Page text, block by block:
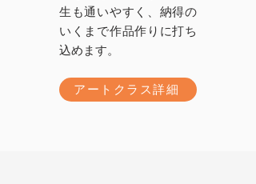
生も通いやすく、納得の
いくまで作品作りに打ち
込めます。
アートクラス詳細